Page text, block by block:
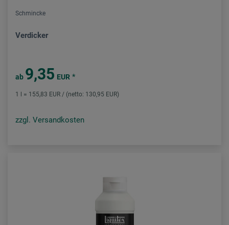
Schmincke
Verdicker
ab 9,35 EUR *
1 l = 155,83 EUR / (netto: 130,95 EUR)
zzgl. Versandkosten